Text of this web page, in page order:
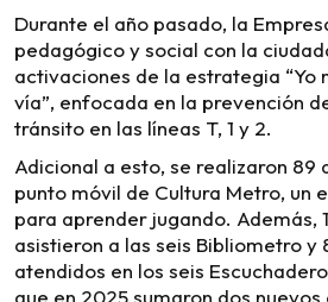
Durante el año pasado, la
pedagógico y social con la
activaciones de la estrategia “Yo
vía”, enfocada en la prevención
tránsito en las líneas T, 1 y 2.
Adicional a esto, se realizaron 89
punto móvil de Cultura Metro, un
para aprender jugando. Además,
asistieron a las seis Bibliometro y
atendidos en los seis
que en 2025 sumaron dos nuevos